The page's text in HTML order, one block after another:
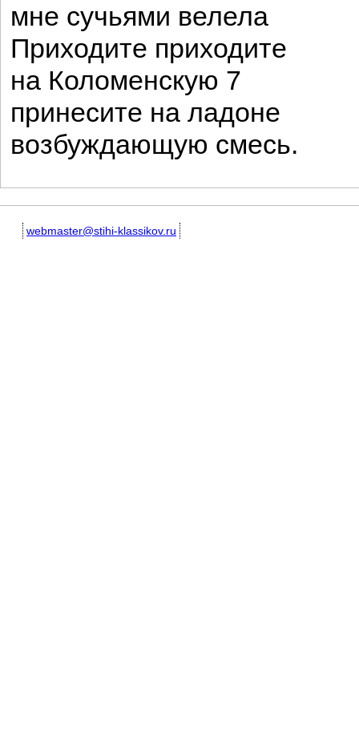
мне сучьями велела
Приходите приходите
на Коломенскую 7
принесите на ладоне
возбуждающую смесь.
webmaster@stihi-klassikov.ru